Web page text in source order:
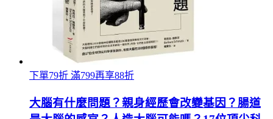
下單79折 滿799再享88折
大腦有什麼問題？親身經歷會改變基因？腸道